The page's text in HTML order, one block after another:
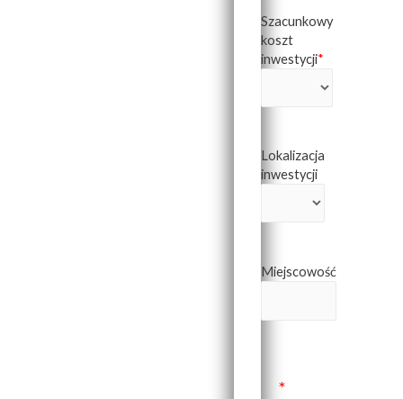
Szacunkowy
koszt
inwestycji*
Lokalizacja
inwestycji
Miejscowość
*